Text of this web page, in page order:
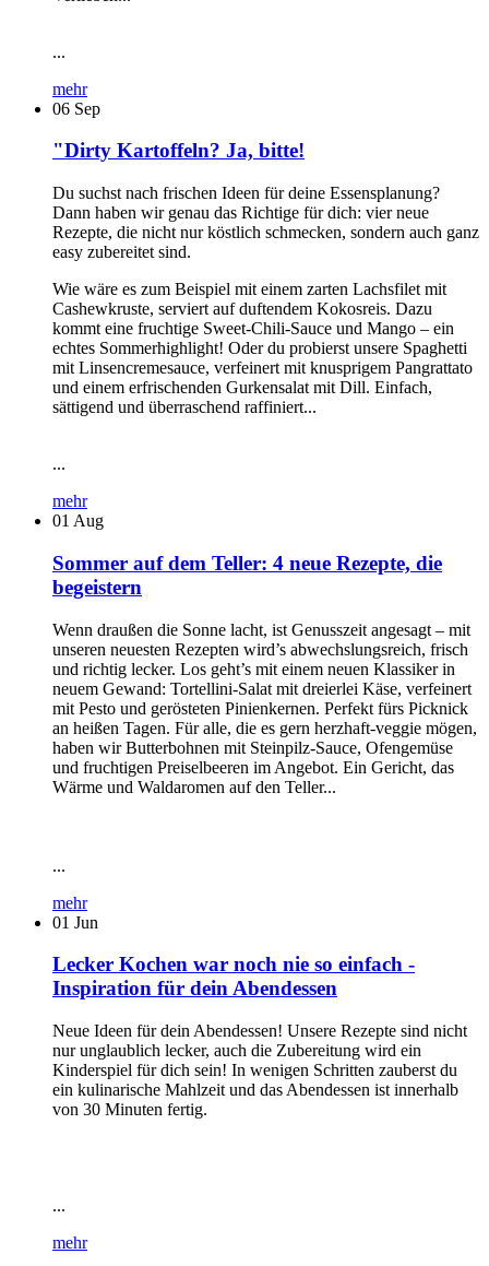
...
mehr
06 Sep
"Dirty Kartoffeln? Ja, bitte!
Du suchst nach frischen Ideen für deine Essensplanung?
Dann haben wir genau das Richtige für dich: vier neue
Rezepte, die nicht nur köstlich schmecken, sondern auch ganz
easy zubereitet sind.
Wie wäre es zum Beispiel mit einem zarten Lachsfilet mit
Cashewkruste, serviert auf duftendem Kokosreis. Dazu
kommt eine fruchtige Sweet-Chili-Sauce und Mango – ein
echtes Sommerhighlight! Oder du probierst unsere Spaghetti
mit Linsencremesauce, verfeinert mit knusprigem Pangrattato
und einem erfrischenden Gurkensalat mit Dill. Einfach,
sättigend und überraschend raffiniert...
...
mehr
01 Aug
Sommer auf dem Teller: 4 neue Rezepte, die
begeistern
Wenn draußen die Sonne lacht, ist Genusszeit angesagt – mit
unseren neuesten Rezepten wird’s abwechslungsreich, frisch
und richtig lecker. Los geht’s mit einem neuen Klassiker in
neuem Gewand: Tortellini-Salat mit dreierlei Käse, verfeinert
mit Pesto und gerösteten Pinienkernen. Perfekt fürs Picknick
an heißen Tagen. Für alle, die es gern herzhaft-veggie mögen,
haben wir Butterbohnen mit Steinpilz-Sauce, Ofengemüse
und fruchtigen Preiselbeeren im Angebot. Ein Gericht, das
Wärme und Waldaromen auf den Teller...
...
mehr
01 Jun
Lecker Kochen war noch nie so einfach -
Inspiration für dein Abendessen
Neue Ideen für dein Abendessen! Unsere Rezepte sind nicht
nur unglaublich lecker, auch die Zubereitung wird ein
Kinderspiel für dich sein! In wenigen Schritten zauberst du
ein kulinarische Mahlzeit und das Abendessen ist innerhalb
von 30 Minuten fertig.
...
mehr